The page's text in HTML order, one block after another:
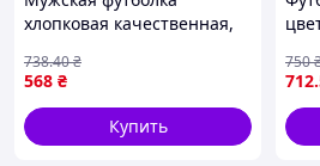
хлопковая качественная,
маленьким принтом
"Доброго Вечора ми з
України" Intruder біла
568 ₴
738.40₴
Купить
712
750